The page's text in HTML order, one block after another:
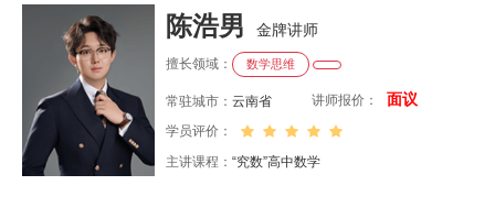
陈浩男 金牌讲师
擅长领域： 数学思维
常驻城市： 云南省 讲师报价： 面议
学员评价：
主讲课程： “究数”高中数学